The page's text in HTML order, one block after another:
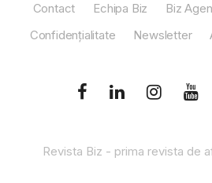
Contact Echipa Biz Biz
Confidențialitate
Newsletter
Revista Biz - prima revista de